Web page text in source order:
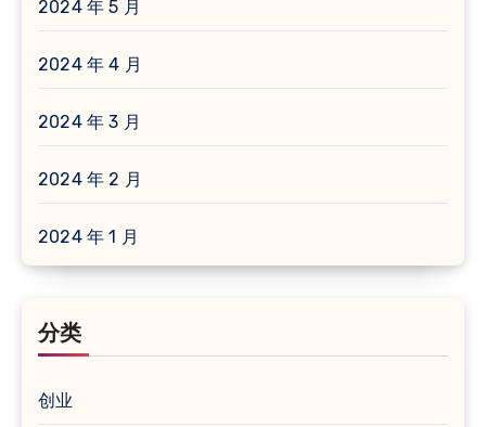
2024 年 5 月
2024 年 4 月
2024 年 3 月
2024 年 2 月
2024 年 1 月
分类
创业